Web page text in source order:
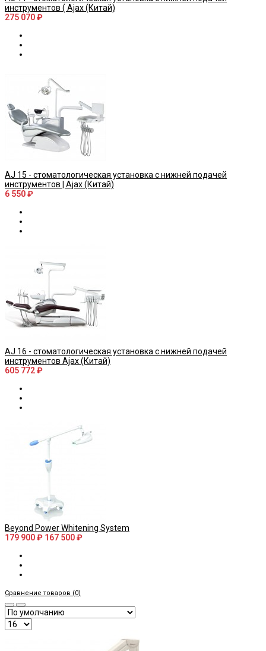
инструментов ( Ajax (Китай)
275 070 ₽
AJ 15 - стоматологическая установка с нижней подачей
инструментов | Ajax (Китай)
6 550 ₽
AJ 16 - стоматологическая установка с нижней подачей
инструментов Ajax (Китай)
605 772 ₽
Beyond Power Whitening System
179 900 ₽ 167 500 ₽
Сравнение товаров (0)